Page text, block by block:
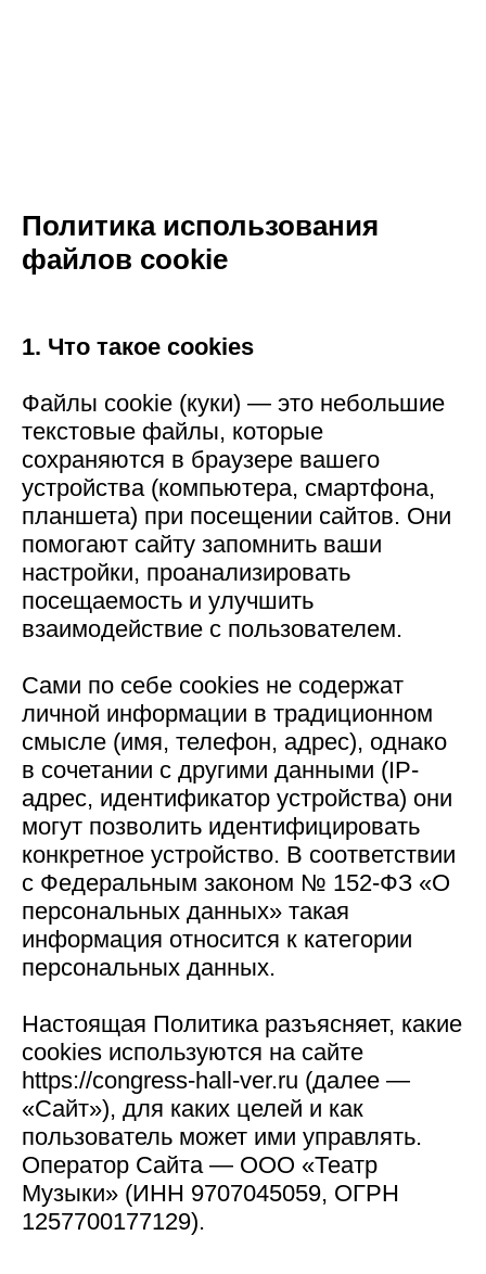
Политика использования
файлов cookie
1. Что такое cookies
Файлы cookie (куки) — это небольшие
текстовые файлы, которые
сохраняются в браузере вашего
устройства (компьютера, смартфона,
планшета) при посещении сайтов. Они
помогают сайту запомнить ваши
настройки, проанализировать
посещаемость и улучшить
взаимодействие с пользователем.
Сами по себе cookies не содержат
личной информации в традиционном
смысле (имя, телефон, адрес), однако
в сочетании с другими данными (IP-
адрес, идентификатор устройства) они
могут позволить идентифицировать
конкретное устройство. В соответствии
с Федеральным законом № 152-ФЗ «О
персональных данных» такая
информация относится к категории
персональных данных.
Настоящая Политика разъясняет, какие
cookies используются на сайте
https://congress-hall-ver.ru (далее —
«Сайт»), для каких целей и как
пользователь может ими управлять.
Оператор Сайта — ООО «Театр
Музыки» (ИНН 9707045059, ОГРН
1257700177129).